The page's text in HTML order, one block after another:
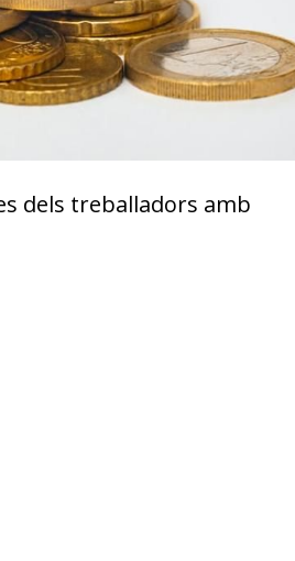
dels treballadors amb